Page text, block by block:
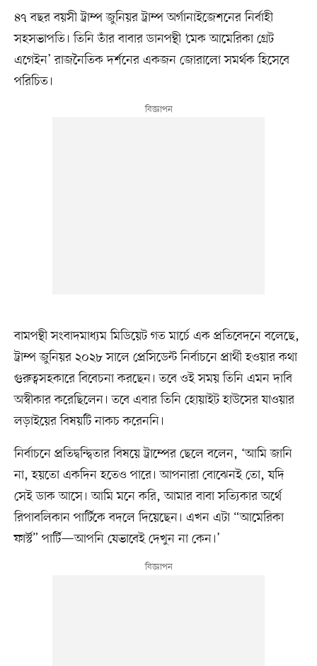
৪৭ বছর বয়সী ট্রাম্প জুনিয়র ট্রাম্প অর্গানাইজেশনের নির্বাহী
সহসভাপতি। তিনি তাঁর বাবার ডানপন্থী ‘মেক আমেরিকা গ্রেট
এগেইন’ রাজনৈতিক দর্শনের একজন জোরালো সমর্থক হিসেবে
পরিচিত।
বামপন্থী সংবাদমাধ্যম মিডিয়েট গত মার্চে এক প্রতিবেদনে বলেছে,
ট্রাম্প জুনিয়র ২০২৮ সালে প্রেসিডেন্ট নির্বাচনে প্রার্থী হওয়ার কথা
গুরুত্বসহকারে বিবেচনা করছেন। তবে ওই সময় তিনি এমন দাবি
অস্বীকার করেছিলেন। তবে এবার তিনি হোয়াইট হাউসের যাওয়ার
লড়াইয়ের বিষয়টি নাকচ করেননি।
নির্বাচনে প্রতিদ্বন্দ্বিতার বিষয়ে ট্রাম্পের ছেলে বলেন, ‘আমি জানি
না, হয়তো একদিন হতেও পারে। আপনারা বোঝেনই তো, যদি
সেই ডাক আসে। আমি মনে করি, আমার বাবা সত্যিকার অর্থে
রিপাবলিকান পার্টিকে বদলে দিয়েছেন। এখন এটা “আমেরিকা
ফার্স্ট” পার্টি—আপনি যেভাবেই দেখুন না কেন।’